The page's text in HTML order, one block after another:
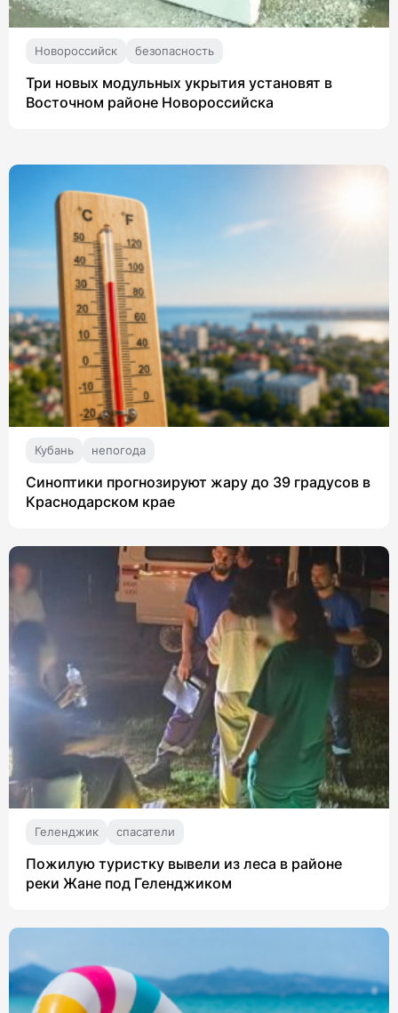
Новороссийск безопасность
Три новых модульных укрытия установят в
Восточном районе Новороссийска
Кубань непогода
Синоптики прогнозируют жару до 39 градусов в
Краснодарском крае
Геленджик спасатели
Пожилую туристку вывели из леса в районе
реки Жане под Геленджиком